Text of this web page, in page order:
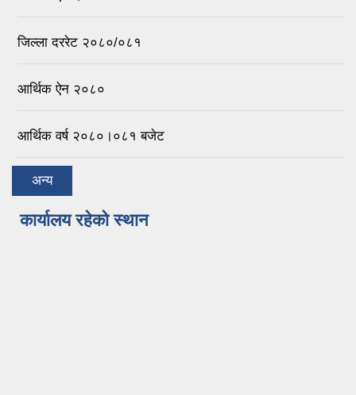
जिल्ला दररेट २०८०/०८१
आर्थिक ऐन २०८०
आर्थिक वर्ष २०८०।०८१ बजेट
अन्य
कार्यालय रहेको स्थान